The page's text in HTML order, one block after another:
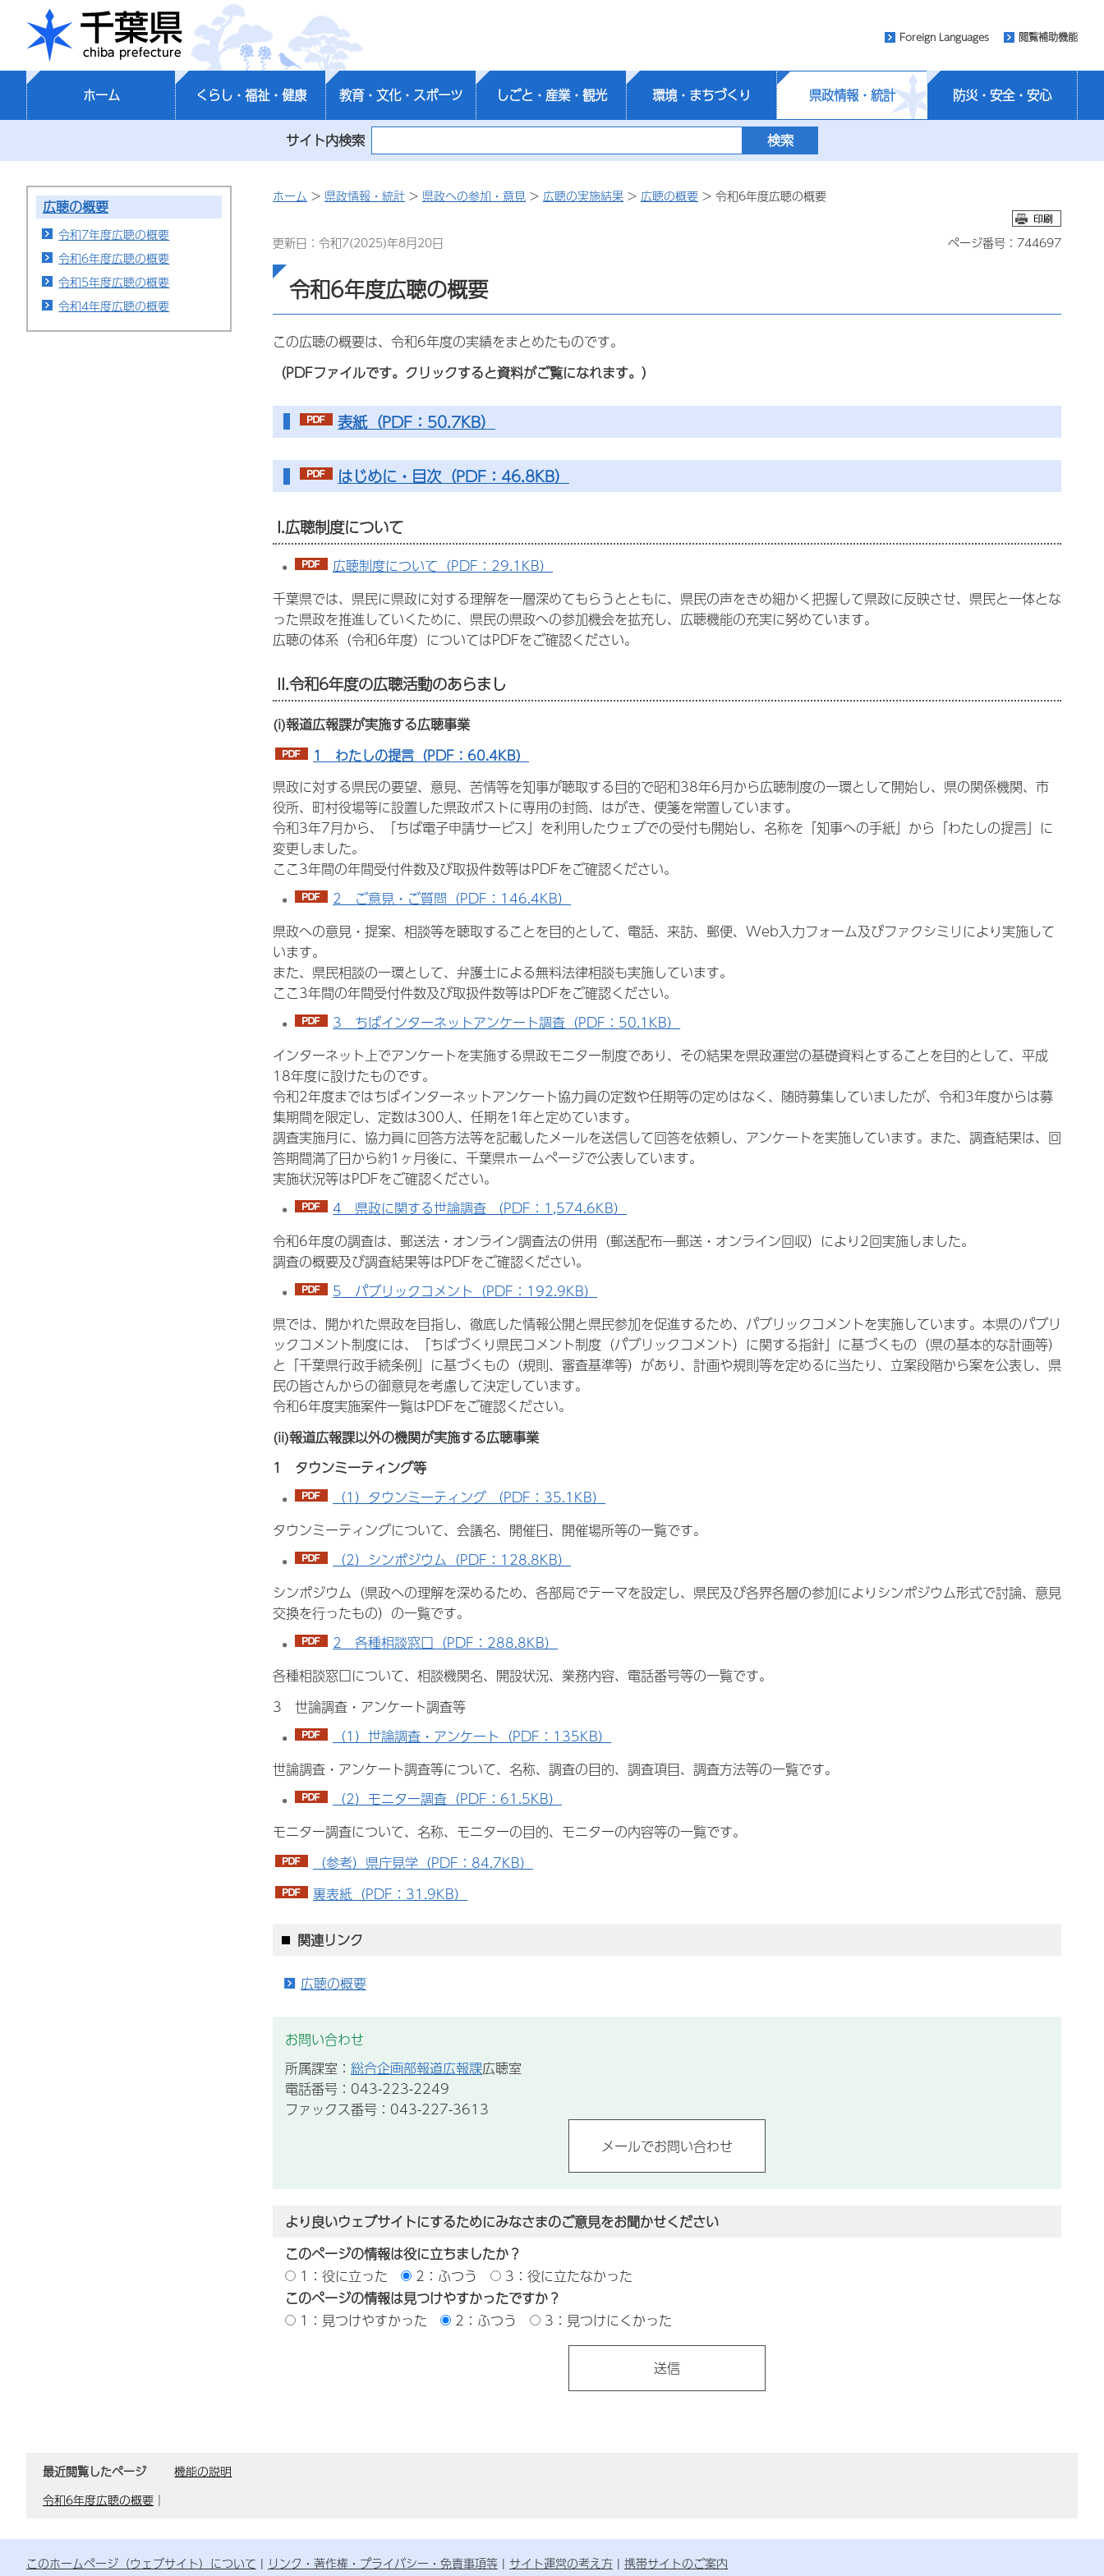
千葉県
Foreign Languages 閲覧補助機能
ホーム くらし・福祉・健康 教育・文化・スポーツ しごと・産業・観光 環境・まちづくり 県政情報・統計 防災・安全・安心
サイト内検索
広聴の概要
令和7年度広聴の概要
令和6年度広聴の概要
令和5年度広聴の概要
令和4年度広聴の概要
ホーム > 県政情報・統計 > 県政への参加・意見 > 広聴の実施結果 > 広聴の概要 > 令和6年度広聴の概要
更新日：令和7(2025)年8月20日 ページ番号：744697
令和6年度広聴の概要
この広聴の概要は、令和6年度の実績をまとめたものです。
（PDFファイルです。クリックすると資料がご覧になれます。）
表紙（PDF：50.7KB）
はじめに・目次（PDF：46.8KB）
I.広聴制度について
広聴制度について（PDF：29.1KB）
千葉県では、県民に県政に対する理解を一層深めてもらうとともに、県民の声をきめ細かく把握して県政に反映させ、県民と一体とな
った県政を推進していくために、県民の県政への参加機会を拡充し、広聴機能の充実に努めています。
広聴の体系（令和6年度）についてはPDFをご確認ください。
II.令和6年度の広聴活動のあらまし
(i)報道広報課が実施する広聴事業
1 わたしの提言（PDF：60.4KB）
県政に対する県民の要望、意見、苦情等を知事が聴取する目的で昭和38年6月から広聴制度の一環として開始し、県の関係機関、市
役所、町村役場等に設置した県政ポストに専用の封筒、はがき、便箋を常置しています。
令和3年7月から、「ちば電子申請サービス」を利用したウェブでの受付も開始し、名称を「知事への手紙」から「わたしの提言」に
変更しました。
ここ3年間の年間受付件数及び取扱件数等はPDFをご確認ください。
2 ご意見・ご質問（PDF：146.4KB）
県政への意見・提案、相談等を聴取することを目的として、電話、来訪、郵便、Web入力フォーム及びファクシミリにより実施して
います。
また、県民相談の一環として、弁護士による無料法律相談も実施しています。
ここ3年間の年間受付件数及び取扱件数等はPDFをご確認ください。
3 ちばインターネットアンケート調査（PDF：50.1KB）
インターネット上でアンケートを実施する県政モニター制度であり、その結果を県政運営の基礎資料とすることを目的として、平成
18年度に設けたものです。
令和2年度まではちばインターネットアンケート協力員の定数や任期等の定めはなく、随時募集していましたが、令和3年度からは募
集期間を限定し、定数は300人、任期を1年と定めています。
調査実施月に、協力員に回答方法等を記載したメールを送信して回答を依頼し、アンケートを実施しています。また、調査結果は、回
答期間満了日から約1ヶ月後に、千葉県ホームページで公表しています。
実施状況等はPDFをご確認ください。
4 県政に関する世論調査 （PDF：1,574.6KB）
令和6年度の調査は、郵送法・オンライン調査法の併用（郵送配布―郵送・オンライン回収）により2回実施しました。
調査の概要及び調査結果等はPDFをご確認ください。
5 パブリックコメント（PDF：192.9KB）
県では、開かれた県政を目指し、徹底した情報公開と県民参加を促進するため、パブリックコメントを実施しています。本県のパブリ
ックコメント制度には、「ちばづくり県民コメント制度（パブリックコメント）に関する指針」に基づくもの（県の基本的な計画等）
と「千葉県行政手続条例」に基づくもの（規則、審査基準等）があり、計画や規則等を定めるに当たり、立案段階から案を公表し、県
民の皆さんからの御意見を考慮して決定しています。
令和6年度実施案件一覧はPDFをご確認ください。
(ii)報道広報課以外の機関が実施する広聴事業
1 タウンミーティング等
（1）タウンミーティング （PDF：35.1KB）
タウンミーティングについて、会議名、開催日、開催場所等の一覧です。
（2）シンポジウム（PDF：128.8KB）
シンポジウム（県政への理解を深めるため、各部局でテーマを設定し、県民及び各界各層の参加によりシンポジウム形式で討論、意見
交換を行ったもの）の一覧です。
2 各種相談窓口（PDF：288.8KB）
各種相談窓口について、相談機関名、開設状況、業務内容、電話番号等の一覧です。
3 世論調査・アンケート調査等
（1）世論調査・アンケート（PDF：135KB）
世論調査・アンケート調査等について、名称、調査の目的、調査項目、調査方法等の一覧です。
（2）モニター調査（PDF：61.5KB）
モニター調査について、名称、モニターの目的、モニターの内容等の一覧です。
（参考）県庁見学（PDF：84.7KB）
裏表紙（PDF：31.9KB）
関連リンク
広聴の概要
お問い合わせ
所属課室： 総合企画部報道広報課広聴室
電話番号：043-223-2249
ファックス番号：043-227-3613
より良いウェブサイトにするためにみなさまのご意見をお聞かせください
このページの情報は役に立ちましたか？
1：役に立った
2：ふつう
3：役に立たなかった
このページの情報は見つけやすかったですか？
1：見つけやすかった
2：ふつう 3：見つけにくかった
最近閲覧したページ
機能の説明
令和6年度広聴の概要 ｜
このホームページ（ウェブサイト）について リンク・著作権・プライバシー・免責事項等 サイト運営の考え方 携帯サイトのご案内